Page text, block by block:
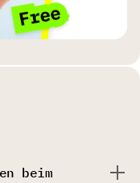
beim